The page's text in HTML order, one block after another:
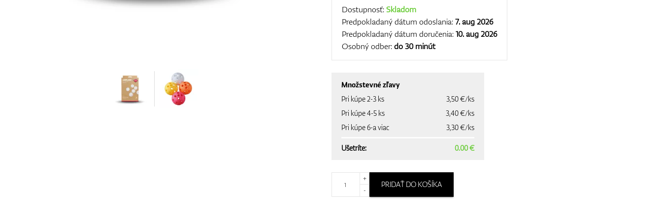
Dostupnosť:Skladom
Predpokladaný dátum odoslania:7. aug 2026
Predpokladaný dátum doručenia:10. aug 2026
Osobný odber:do 30 minút
Množstevné zľavy
Pri kúpe 2-3 ks
3,50 €/ks
Pri kúpe 4-5 ks
3,40 €/ks
Pri kúpe 6-a viac
3,30 €/ks
Ušetríte: 0.00 €
+
-
PRIDAŤ DO KOŠÍKA